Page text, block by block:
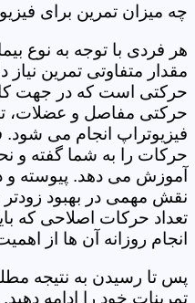
چه میزان تمرین برای
هر فردی با توجه به نوع
مقدار متفاوتی تمرین نیاز
حرکتی است که در جهت
حرکتی مفاصل و عضلات،
فیزیوتراپ انجام می شود.
حرکات را به شما گفته و
آموزش می دهد. پیوسته و
نقش مهمی در بهبود زودتر
تعداد حرکات اصلاحی که
انجام روزانه آن ها از
پس تا رسیدن به نتیجه
تمرینات خود را ادامه دهید.